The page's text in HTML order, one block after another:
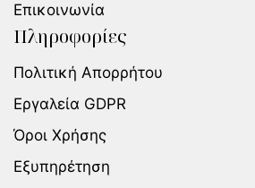
Επικοινωνία
Πληροφορίες
Πολιτική Απορρήτου
Εργαλεία GDPR
Όροι Χρήσης
Εξυπηρέτηση